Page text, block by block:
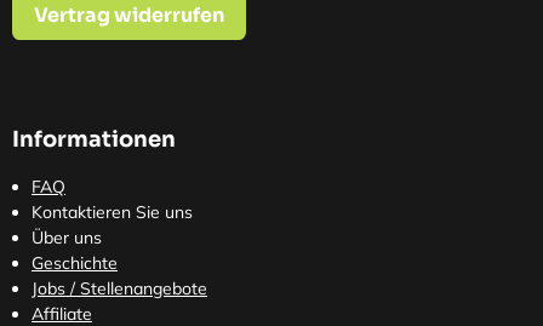
Vertrag widerrufen
Informationen
FAQ
Kontaktieren Sie uns
Über uns
Geschichte
Jobs / Stellenangebote
Affiliate